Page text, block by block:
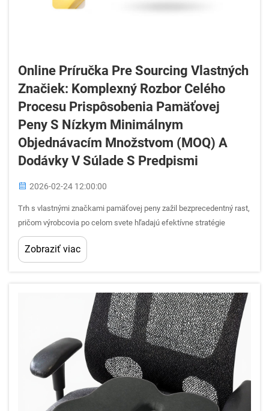
Online Príručka Pre Sourcing Vlastných
Značiek: Komplexný Rozbor Celého
Procesu Prispôsobenia Pamäťovej
Peny S Nízkym Minimálnym
Objednávacím Množstvom (MOQ) A
Dodávky V Súlade S Predpismi
2026-02-24 12:00:00
Trh s vlastnými značkami pamäťovej peny zažil bezprecedentný rast,
pričom výrobcovia po celom svete hľadajú efektívne stratégie
sourcingu, ktoré minimalizujú riziká a zároveň maximalizujú maržu
zisku. Pochopenie jemností výroby pamäťovej peny...
Zobraziť viac